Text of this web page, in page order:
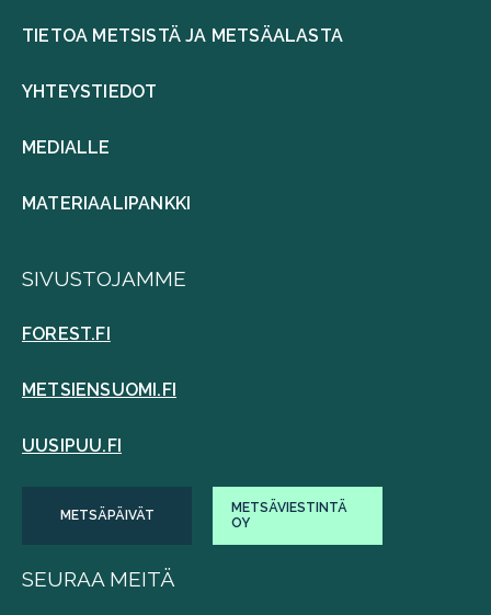
TIETOA METSISTÄ JA METSÄALASTA
YHTEYSTIEDOT
MEDIALLE
MATERIAALIPANKKI
SIVUSTOJAMME
FOREST.FI
METSIENSUOMI.FI
UUSIPUU.FI
METSÄPÄIVÄT
METSÄVIESTINTÄ
OY
SEURAA MEITÄ